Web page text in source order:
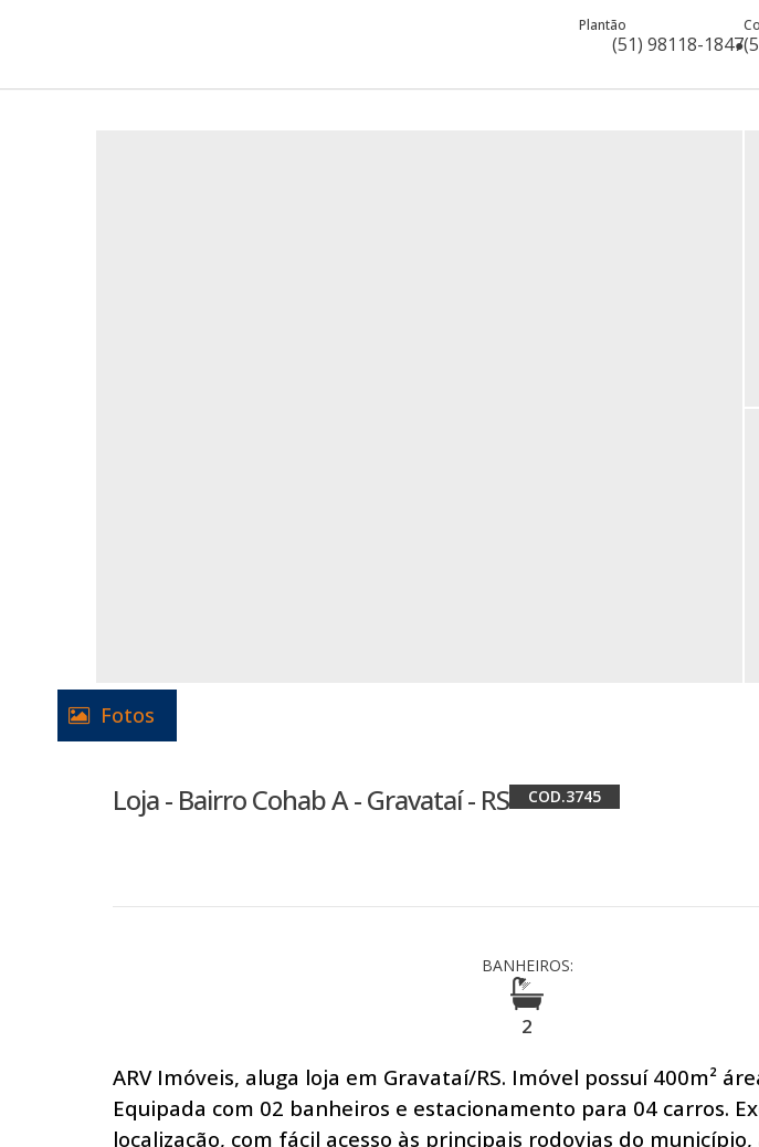
(51) 98118-1847
Plantão
Fotos
Loja - Bairro Cohab A - Gravataí - RS 3745
BANHEIROS:
2
ARV Imóveis, aluga loja em Gravataí/RS. Imóvel possuí 400m²
Equipada com 02 banheiros e estacionamento para 04 carros.
localização, com fácil acesso às principais rodovias do município,